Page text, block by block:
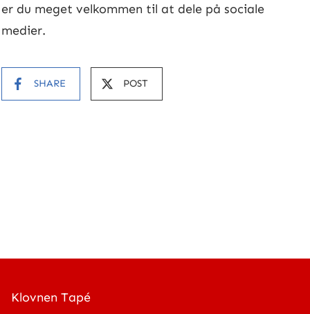
er du meget velkommen til at dele på sociale
medier.
SHARE POST
Klovnen Tapé